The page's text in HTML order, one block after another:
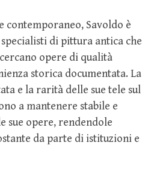
contemporaneo, Savoldo è
di pittura antica che
opere di qualità
storica documentata. La
e la rarità delle sue tele sul
a mantenere stabile e
sue opere, rendendole
da parte di istituzioni e